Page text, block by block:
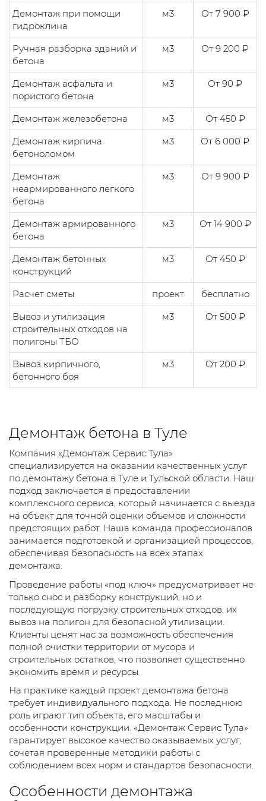
Демонтаж при помощи
гидроклина
м3 От 7 900 ₽
Ручная разборка зданий и
бетона
м3 От 9 200 ₽
Демонтаж асфальта и
пористого бетона
м3 От 90 ₽
Демонтаж железобетона м3
От 450 ₽
Демонтаж кирпича
бетоноломом
м3 От 6 000 ₽
Демонтаж
неармированного легкого
бетона
м3 От 9 900 ₽
Демонтаж армированного
бетона
м3 От 14 900 ₽
Демонтаж бетонных
конструкций
м3 От 450 ₽
Расчет сметы проект
бесплатно
Вывоз и утилизация
строительных отходов на
полигоны ТБО
м3 От 500 ₽
Вывоз кирпичного,
бетонного боя
м3 От 200 ₽
Демонтаж бетона в Туле
Компания «Демонтаж Сервис Тула»
специализируется на оказании качественных услуг
по демонтажу бетона в Туле и Тульской области. Наш
подход заключается в предоставлении
комплексного сервиса, который начинается с выезда
на объект для точной оценки объемов и сложности
предстоящих работ. Наша команда профессионалов
занимается подготовкой и организацией процессов,
обеспечивая безопасность на всех этапах
демонтажа.
Проведение работы «под ключ» предусматривает не
только снос и разборку конструкций, но и
последующую погрузку строительных отходов, их
вывоз на полигон для безопасной утилизации.
Клиенты ценят нас за возможность обеспечения
полной очистки территории от мусора и
строительных остатков, что позволяет существенно
экономить время и ресурсы.
На практике каждый проект демонтажа бетона
требует индивидуального подхода. Не последнюю
роль играют тип объекта, его масштабы и
особенности конструкции. «Демонтаж Сервис Тула»
гарантирует высокое качество оказываемых услуг,
сочетая проверенные методики работы с
соблюдением всех норм и стандартов безопасности.
Особенности демонтажа